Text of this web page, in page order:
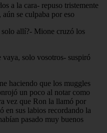
a la cara- repuso tristemente
se culpaba por eso
allí?- Mione cruzó los
solo vosotros- suspiró
haciendo que los muggles
un poco al notar como
vez que Ron la llamó por
en sus labios recordando la
pasado muy buenos